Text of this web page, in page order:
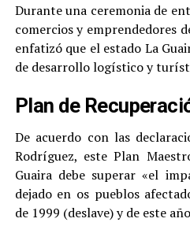
Durante una ceremonia de
comercios y emprendedores
enfatizó que el estado La
de desarrollo logístico y
Plan de
De acuerdo con las
Rodríguez, este Plan
Guaira debe superar «el
dejado en os pueblos
de 1999 (deslave) y de este